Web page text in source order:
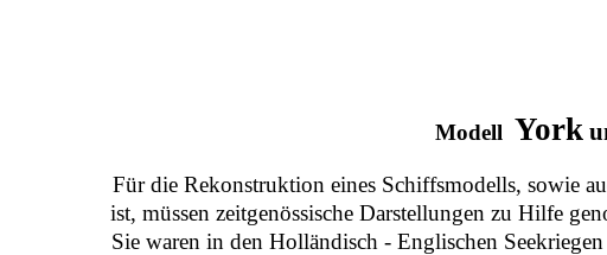
Modell York
Für die Rekonstruktion eines Schiffsmodells, sowie
ist, müssen zeitgenössische Darstellungen zu Hilfe
Sie waren in den Holländisch - Englischen